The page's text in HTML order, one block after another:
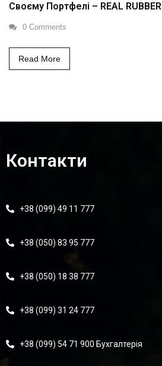
Своєму Портфелі – REAL RUBBER
0 Comments
Read More
Контакти
+38 (099) 49 11 777
+38 (050) 83 95 777
+38 (050) 18 38 777
+38 (099) 31 24 777
+38 (099) 54 71 900 Бухгалтерія